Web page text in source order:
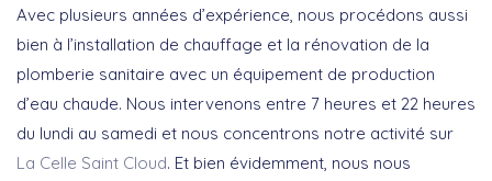
Avec plusieurs années d’expérience, nous procédons aussi
bien à l’installation de chauffage et la rénovation de la
plomberie sanitaire avec un équipement de production
d’eau chaude. Nous intervenons entre 7 heures et 22 heures
du lundi au samedi et nous concentrons notre activité sur
La Celle Saint Cloud. Et bien évidemment, nous nous